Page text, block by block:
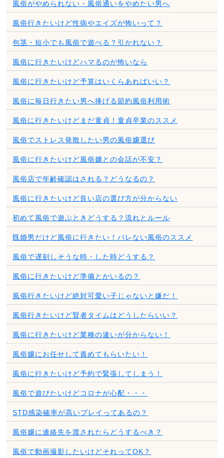
風俗がやめられない・風俗通いをやめたい男へ
風俗行きたいけど性病やエイズが怖いって？
包茎・短小でも風俗で遊べる？引かれない？
風俗に行きたいけどハマるのが怖いなら
風俗に行きたいけど予算はいくらあればいい？
風俗に毎日行きたい男へ捧げる節約風俗利用術
風俗に行きたいけどまだ童貞！童貞卒業のススメ
風俗でストレス発散したい男の風俗嬢選び
風俗に行きたいけど風俗嬢との会話が不安？
風俗店で年齢確認はされる？どうなるの？
風俗に行きたいけど良い店の選び方が分からない
初めて風俗で遊ぶときどうする？流れとルール
既婚男だけど風俗に行きたい！バレない風俗のススメ
風俗で遅刻しそうな時・した時どうする？
風俗に行きたいけど準備とかいるの？
風俗行きたいけど絶対可愛い子じゃないと嫌だ！
風俗行きたいけど賢者タイムはどうしたらいい？
風俗に行きたいけど業種の違いが分からない！
風俗嬢にお任せして責めてもらいたい！
風俗に行きたいけど予約で緊張してしまう！
風俗で遊びたいけどコロナが心配・・・
STD感染確率が高いプレイってあるの？
風俗嬢に連絡先を渡されたらどうするべき？
風俗で動画撮影したいけどそれってOK？